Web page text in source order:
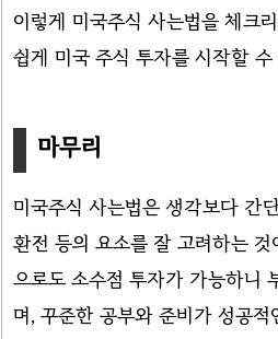
이렇게 미국주식 사는법을 체크
쉽게 미국 주식 투자를 시작할 수
마무리
미국주식 사는법은 생각보다 간
환전 등의 요소를 잘 고려하는
으로도 소수점 투자가 가능하니
며, 꾸준한 공부와 준비가 성공적